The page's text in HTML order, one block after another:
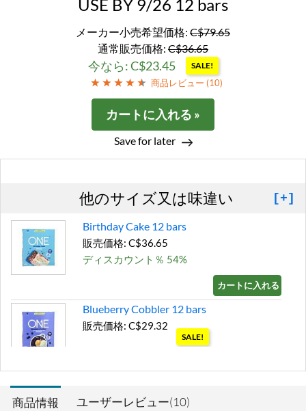
USE BY 9/26 12 bars
メーカー小売希望価格: C$79.65
通常販売価格: C$36.65
今なら: C$23.45 SALE!
商品レビュー (10)
カートに入れる »
Save for later
他のサイズ又は味違い [+]
Birthday Cake 12 bars
販売価格: C$36.65
ディスカウント％ 54%
カートに入れる »
Blueberry Cobbler 12 bars
販売価格: C$29.32
SALE!
Chocolate Almond Bliss 12
商品情報 ユーザーレビュー(10)